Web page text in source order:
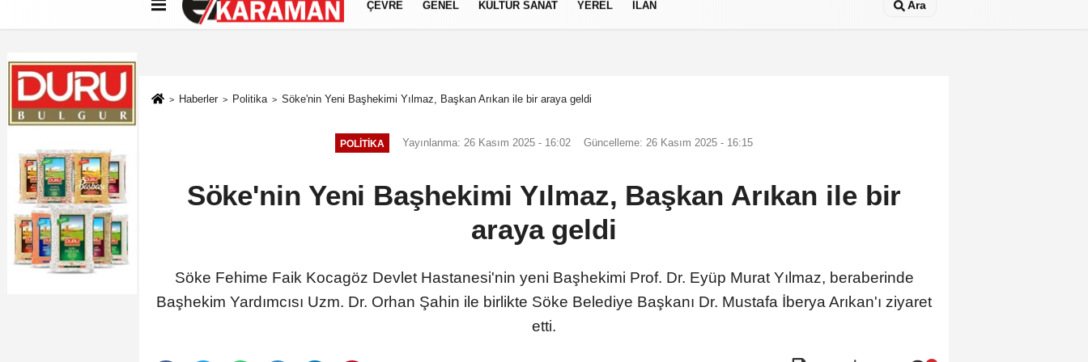
Künye İletişim Çerez Politikası Gizlilik İlkeleri
ÇEVRE GENEL KÜLTÜR SANAT YEREL İLAN Ara
Haberler Politika Söke'nin Yeni Başhekimi Yılmaz, Başkan Arıkan ile bir araya geldi
POLITIKA Yayınlanma: 26 Kasım 2025 - 16:02 Güncelleme: 26 Kasım 2025 - 16:15
Söke'nin Yeni Başhekimi Yılmaz, Başkan Arıkan ile bir
araya geldi
Söke Fehime Faik Kocagöz Devlet Hastanesi'nin yeni Başhekimi Prof. Dr. Eyüp Murat Yılmaz, beraberinde
Başhekim Yardımcısı Uzm. Dr. Orhan Şahin ile birlikte Söke Belediye Başkanı Dr. Mustafa İberya Arıkan'ı ziyaret
etti.